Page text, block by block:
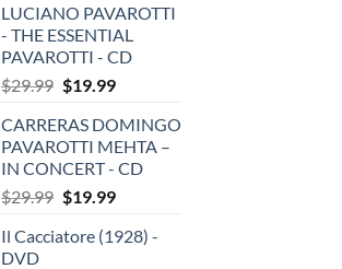
LUCIANO PAVAROTTI
- THE ESSENTIAL
PAVAROTTI - CD
$29.99 Original
was:
$29.99.
$19.99Current
is:
$19.99.
CARRERAS DOMINGO
PAVAROTTI MEHTA –
IN CONCERT - CD
$29.99 Original
was:
$19.99Current
is:
Il Cacciatore (1928) -
DVD